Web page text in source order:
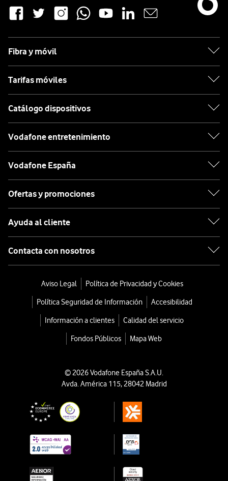
Fibra y móvil
Tarifas móviles
Catálogo dispositivos
Vodafone entretenimiento
Vodafone España
Ofertas y promociones
Ayuda al cliente
Contacta con nosotros
Aviso Legal
Política de Privacidad y Cookies
Política Seguridad de Información
Accesibilidad
Información a clientes
Calidad del servicio
Fondos Públicos
Mapa Web
© 2026 Vodafone España S.A.U.
Avda. América 115, 28042 Madrid